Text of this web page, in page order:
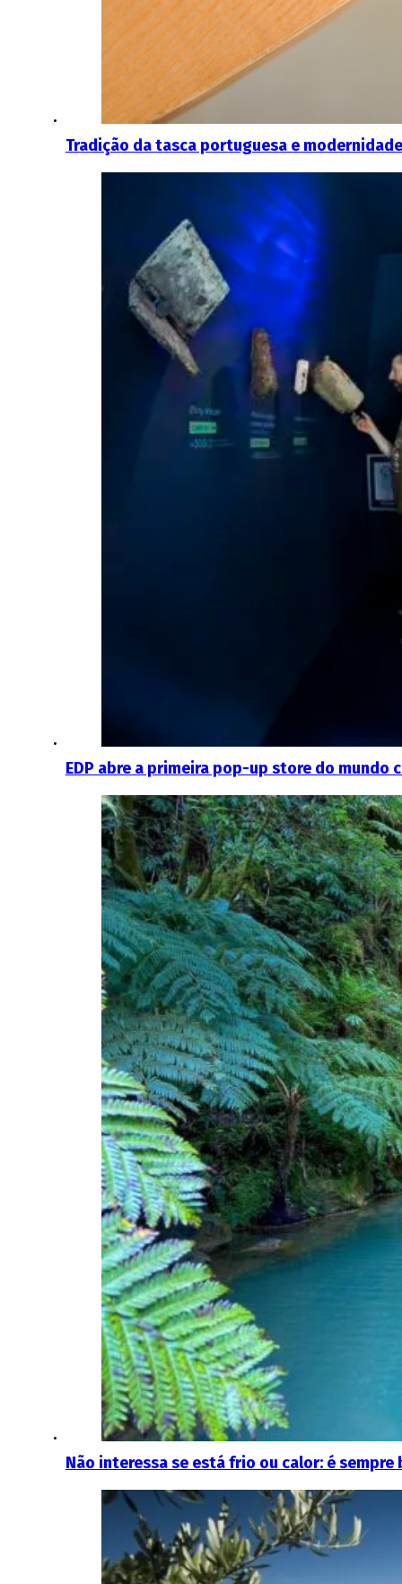
Tradição da tasca portuguesa e
EDP abre a primeira pop-up store do
Não interessa se está frio ou calor: é